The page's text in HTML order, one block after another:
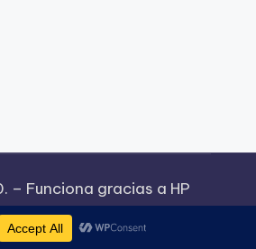
– Funciona gracias a HP